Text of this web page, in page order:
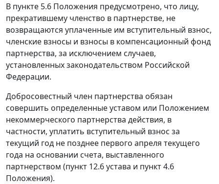
В пункте 5.6 Положения предусмотрено, что лицу,
прекратившему членство в партнерстве, не
возвращаются уплаченные им вступительный взнос,
членские взносы и взносы в компенсационный фонд
партнерства, за исключением случаев,
установленных законодательством Российской
Федерации.
Добросовестный член партнерства обязан
совершить определенные уставом или Положением
некоммерческого партнерства действия, в
частности, уплатить вступительный взнос за
текущий год не позднее первого апреля текущего
года на основании счета, выставленного
партнерством (пункт 12.6 устава и пункт 4.6
Положения).